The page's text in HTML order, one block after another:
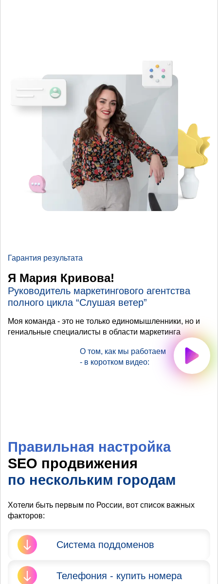
Гарантия результата
Я Мария Кривова!
Руководитель маркетингового агентства
полного цикла “Слушая ветер”
Моя команда - это не только единомышленники, но и
гениальные специалисты в области маркетинга
О том, как мы работаем
- в коротком видео:
Правильная настройка
SEO продвижения
по нескольким городам
Хотели быть первым по России, вот список важных
факторов:
Система поддоменов
Яндекс и Google запрещают
Телефония - купить номера